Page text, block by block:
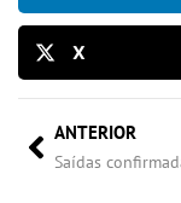
X
ANTERIOR